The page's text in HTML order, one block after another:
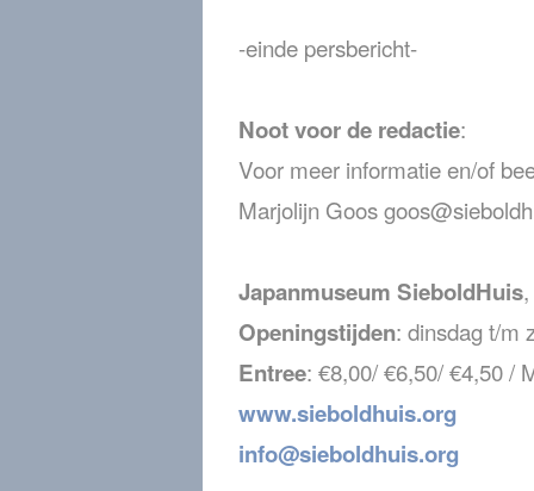
-einde persbericht-
Noot voor de redactie:
Voor meer informatie en/of
Marjolijn Goos
Japanmuseum SieboldHuis
Openingstijden: dinsdag t/m
Entree: €8,00/ €6,50/ €4,50 /
www.sieboldhuis.org
info@sieboldhuis.org